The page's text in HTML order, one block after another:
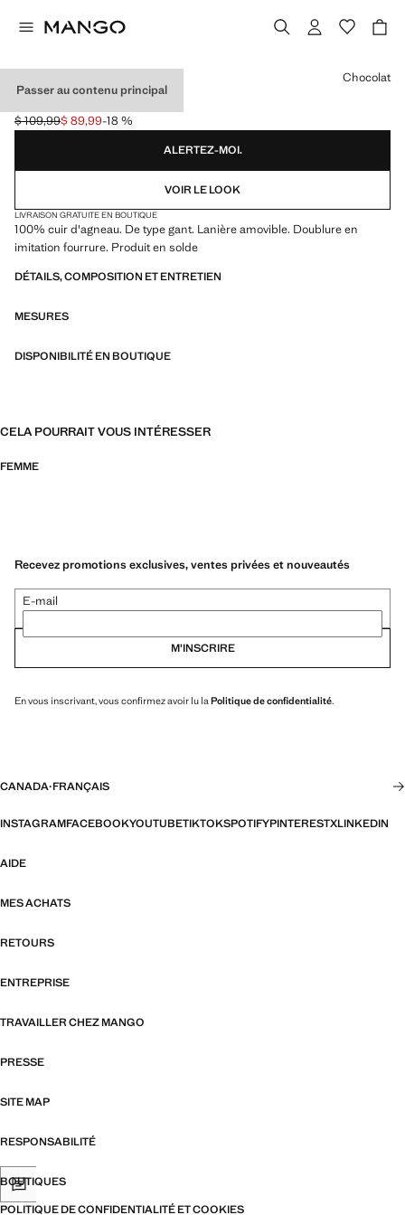
Passer au contenu principal
MOUFLES EN CUIR
Prix initial barré [$ 109,99 ]
$ 109,99
Prix actuel [$ 89,99 ]
$ 89,99-18 %
Choisissez une couleur
Chocolat
ALERTEZ-MOI.
VOIR LE LOOK
LIVRAISON GRATUITE EN BOUTIQUE
100% cuir d'agneau. De type gant. Lanière amovible. Doublure en
imitation fourrure. Produit en solde
DÉTAILS, COMPOSITION ET ENTRETIEN
MESURES
DISPONIBILITÉ EN BOUTIQUE
CELA POURRAIT VOUS INTÉRESSER
FEMME
Recevez promotions exclusives, ventes privées et nouveautés
E-mail
M’INSCRIRE
En vous inscrivant, vous confirmez avoir lu la Politique de confidentialité.
CANADA·FRANÇAIS
INSTAGRAMFACEBOOKYOUTUBETIKTOKSPOTIFYPINTERESTXLINKEDIN
AIDE
MES ACHATS
RETOURS
ENTREPRISE
TRAVAILLER CHEZ MANGO
PRESSE
SITE MAP
RESPONSABILITÉ
BOUTIQUES
POLITIQUE DE CONFIDENTIALITÉ ET COOKIES